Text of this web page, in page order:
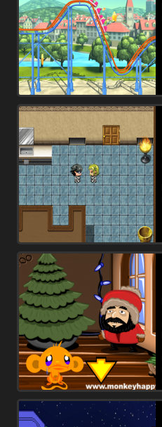
другим.